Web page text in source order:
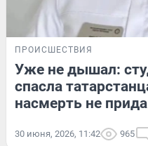
ПРОИСШЕСТВИЯ
Уже не дышал:
спасла
насмерть не
30 июня, 2026, 11:42 965